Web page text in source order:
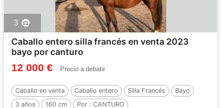
3
Caballo entero silla francés en venta 2023
bayo por canturo
12 000 € Precio a debatir
Caballo en venta Caballo entero Silla Francés
Bayo
3 años
160 cm Por : CANTURO